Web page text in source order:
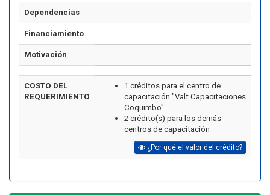
Dependencias
Financiamiento
Motivación
COSTO DEL
REQUERIMIENTO
1 créditos para el centro de
capacitación "Valt Capacitaciones
Coquimbo"
2 crédito(s) para los demás
centros de capacitación
¿Por qué el valor del crédito?